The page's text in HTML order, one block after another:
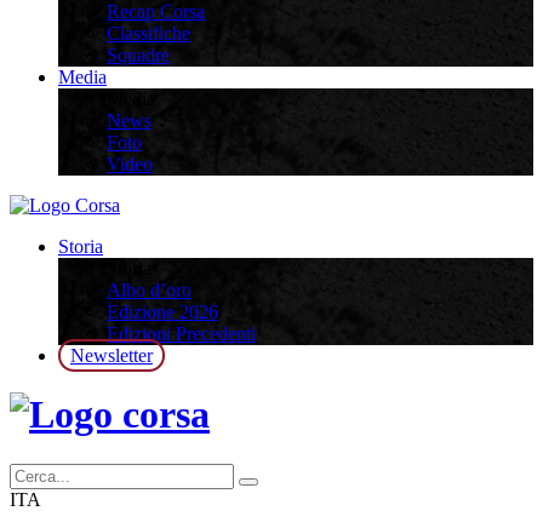
Recap Corsa
Classifiche
Squadre
Media
News
Foto
Video
Storia
Albo d’oro
Edizione 2026
Edizioni Precedenti
Newsletter
ITA